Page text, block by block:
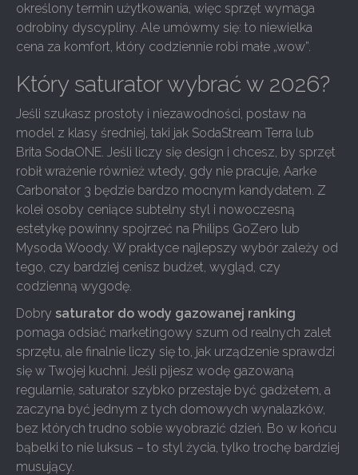
określony termin użytkowania, więc sprzęt wymaga
odrobiny dyscypliny. Ale umówmy się: to niewielka
cena za komfort, który codziennie robi małe „wow”.
Który saturator wybrać w 2026?
Jeśli szukasz prostoty i niezawodności, postaw na
model z klasy średniej, taki jak SodaStream Terra lub
Brita SodaONE. Jeśli liczy się design i chcesz, by sprzęt
robił wrażenie również wtedy, gdy nie pracuje, Aarke
Carbonator 3 będzie bardzo mocnym kandydatem. Z
kolei osoby ceniące subtelny styl i nowoczesną
estetykę powinny spojrzeć na Philips GoZero lub
Mysoda Woody. W praktyce najlepszy wybór zależy od
tego, czy bardziej cenisz budżet, wygląd, czy
codzienną wygodę.
Dobry saturator do wody gazowanej ranking
pomaga odsiać marketingowy szum od realnych zalet
sprzętu, ale finalnie liczy się to, jak urządzenie sprawdzi
się w Twojej kuchni. Jeśli pijesz wodę gazowaną
regularnie, saturator szybko przestaje być gadżetem, a
zaczyna być jednym z tych domowych wynalazków,
bez których trudno sobie wyobrazić dzień. Bo w końcu
bąbelki to nie luksus – to styl życia, tylko trochę bardziej
musujący.